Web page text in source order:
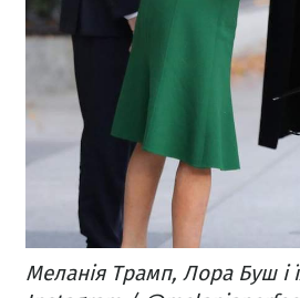
Меланія Трамп, Лора Буш і